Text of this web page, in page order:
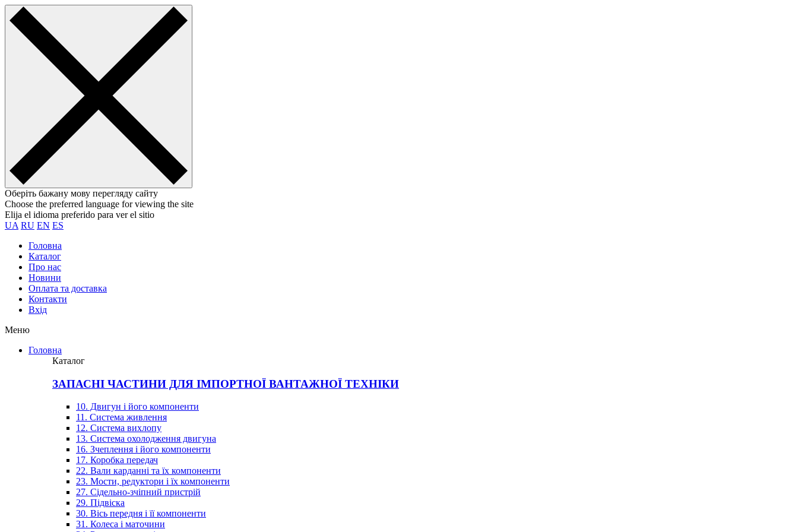
Оберіть бажану мову перегляду сайту
Choose the preferred language for viewing the site
Elija el idioma preferido para ver el sitio
UA RU EN ES
Головна
Каталог
Про нас
Новини
Оплата та доставка
Контакти
Вхiд
Меню
Головна
Каталог
ЗАПАСНІ ЧАСТИНИ ДЛЯ ІМПОРТНОЇ ВАНТАЖНОЇ ТЕХНІКИ
10. Двигун і його компоненти
11. Система живлення
12. Система вихлопу
13. Система охолодження двигуна
16. Зчеплення і його компоненти
17. Коробка передач
22. Вали карданні та їх компоненти
23. Мости, редуктори і їх компоненти
27. Сідельно-зчіпний пристрій
29. Підвіска
30. Вісь передня і її компоненти
31. Колеса і маточини